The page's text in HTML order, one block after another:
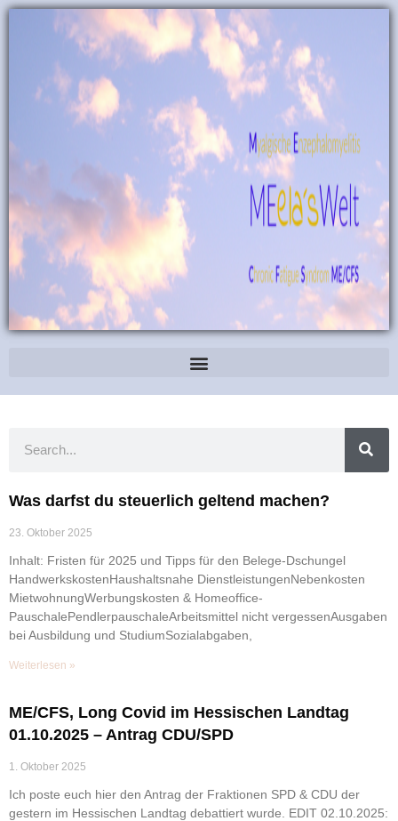
Was darfst du steuerlich geltend machen?
23. Oktober 2025
Inhalt: Fristen für 2025 und Tipps für den Belege-Dschungel
HandwerkskostenHaushaltsnahe DienstleistungenNebenkosten
MietwohnungWerbungskosten & Homeoffice-
PauschalePendlerpauschaleArbeitsmittel nicht vergessenAusgaben
bei Ausbildung und StudiumSozialabgaben,
Weiterlesen »
ME/CFS, Long Covid im Hessischen Landtag
01.10.2025 – Antrag CDU/SPD
1. Oktober 2025
Ich poste euch hier den Antrag der Fraktionen SPD & CDU der
gestern im Hessischen Landtag debattiert wurde. EDIT 02.10.2025: